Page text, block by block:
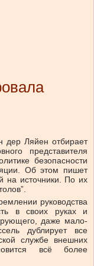
дер Ляйен отбирает
представителя
безопасности
Об этом пишет
на источники. По их
руководства
в своих руках и
даже мало-
дублирует все
службе внешних
всё более